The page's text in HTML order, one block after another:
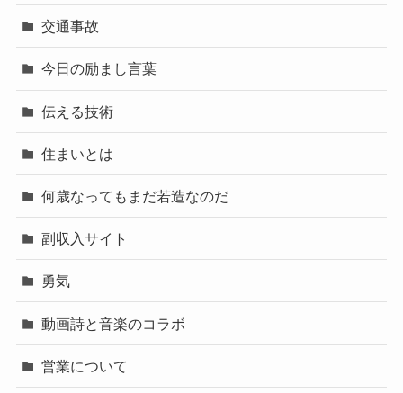
交通事故
今日の励まし言葉
伝える技術
住まいとは
何歳なってもまだ若造なのだ
副収入サイト
勇気
動画詩と音楽のコラボ
営業について